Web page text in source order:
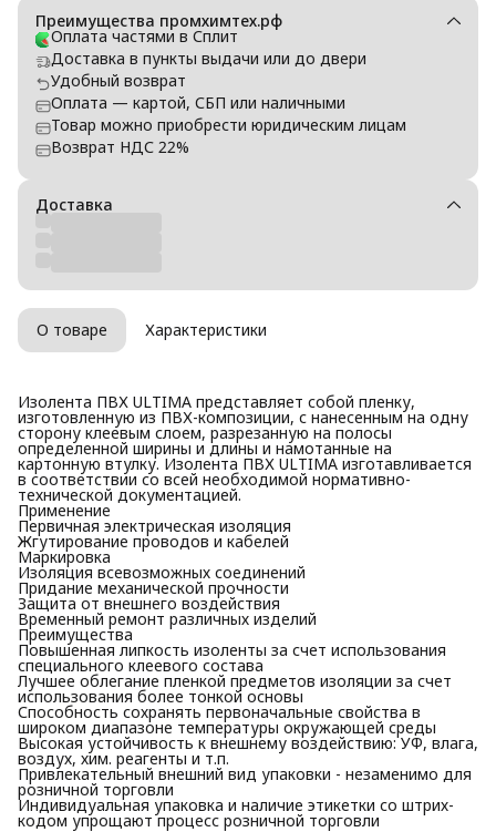
Преимущества промхимтех.рф
Оплата частями в Сплит
Доставка в пункты выдачи или до двери
Удобный возврат
Оплата — картой, СБП или наличными
Товар можно приобрести юридическим лицам
Возврат НДС 22%
Доставка
О товаре Характеристики
Изолента ПВХ ULTIMA представляет собой пленку,
изготовленную из ПВХ-композиции, с нанесенным на одну
сторону клеевым слоем, разрезанную на полосы
определенной ширины и длины и намотанные на
картонную втулку. Изолента ПВХ ULTIMA изготавливается
в соответствии со всей необходимой нормативно-
технической документацией.
Применение
Первичная электрическая изоляция
Жгутирование проводов и кабелей
Маркировка
Изоляция всевозможных соединений
Придание механической прочности
Защита от внешнего воздействия
Временный ремонт различных изделий
Преимущества
Повышенная липкость изоленты за счет использования
специального клеевого состава
Лучшее облегание пленкой предметов изоляции за счет
использования более тонкой основы
Способность сохранять первоначальные свойства в
широком диапазоне температуры окружающей среды
Высокая устойчивость к внешнему воздействию: УФ, влага,
воздух, хим. реагенты и т.п.
Привлекательный внешний вид упаковки - незаменимо для
розничной торговли
Индивидуальная упаковка и наличие этикетки со штрих-
кодом упрощают процесс розничной торговли